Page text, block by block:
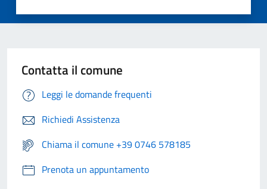
Contatta il comune
Leggi le domande frequenti
Richiedi Assistenza
Chiama il comune +39 0746 578185
Prenota un appuntamento